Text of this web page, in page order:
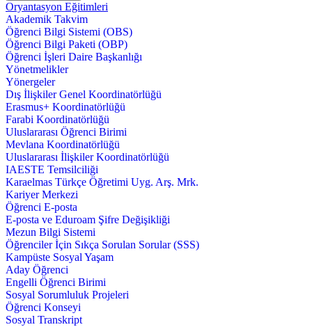
Oryantasyon Eğitimleri
Akademik Takvim
Öğrenci Bilgi Sistemi (OBS)
Öğrenci Bilgi Paketi (OBP)
Öğrenci İşleri Daire Başkanlığı
Yönetmelikler
Yönergeler
Dış İlişkiler Genel Koordinatörlüğü
Erasmus+ Koordinatörlüğü
Farabi Koordinatörlüğü
Uluslararası Öğrenci Birimi
Mevlana Koordinatörlüğü
Uluslararası İlişkiler Koordinatörlüğü
IAESTE Temsilciliği
Karaelmas Türkçe Öğretimi Uyg. Arş. Mrk.
Kariyer Merkezi
Öğrenci E-posta
E-posta ve Eduroam Şifre Değişikliği
Mezun Bilgi Sistemi
Öğrenciler İçin Sıkça Sorulan Sorular (SSS)
Kampüste Sosyal Yaşam
Aday Öğrenci
Engelli Öğrenci Birimi
Sosyal Sorumluluk Projeleri
Öğrenci Konseyi
Sosyal Transkript